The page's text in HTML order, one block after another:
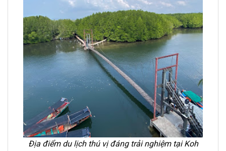
Địa điểm du lịch thú vị đáng trải nghiệm tại Koh